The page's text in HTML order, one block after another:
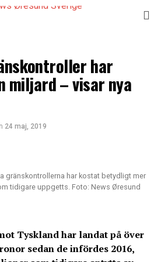
har
miljard – visar nya
24 maj, 2019
gränskontrollerna har kostat betydligt mer
tidigare uppgetts. Foto: News Øresund
Tyskland har landat på över
sedan de infördes 2016,